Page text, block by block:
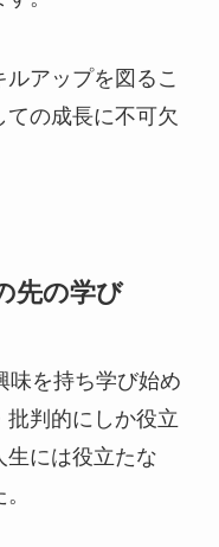
アップを図るこ
ての成長に不可欠
先の学び
味を持ち学び始め
批判的にしか役立
生には役立たな